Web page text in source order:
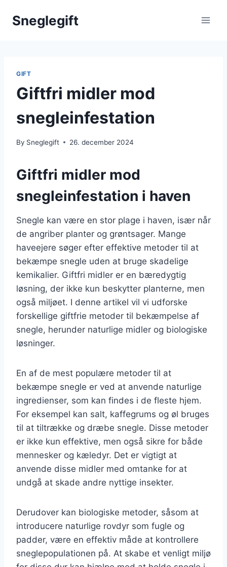
Sneglegift
GIFT
Giftfri midler mod
snegleinfestation
By Sneglegift 26. december 2024
Giftfri midler mod
snegleinfestation i haven
Snegle kan være en stor plage i haven, især når
de angriber planter og grøntsager. Mange
haveejere søger efter effektive metoder til at
bekæmpe snegle uden at bruge skadelige
kemikalier. Giftfri midler er en bæredygtig
løsning, der ikke kun beskytter planterne, men
også miljøet. I denne artikel vil vi udforske
forskellige giftfrie metoder til bekæmpelse af
snegle, herunder naturlige midler og biologiske
løsninger.
En af de mest populære metoder til at
bekæmpe snegle er ved at anvende naturlige
ingredienser, som kan findes i de fleste hjem.
For eksempel kan salt, kaffegrums og øl bruges
til at tiltrække og dræbe snegle. Disse metoder
er ikke kun effektive, men også sikre for både
mennesker og kæledyr. Det er vigtigt at
anvende disse midler med omtanke for at
undgå at skade andre nyttige insekter.
Derudover kan biologiske metoder, såsom at
introducere naturlige rovdyr som fugle og
padder, være en effektiv måde at kontrollere
sneglepopulationen på. At skabe et venligt miljø